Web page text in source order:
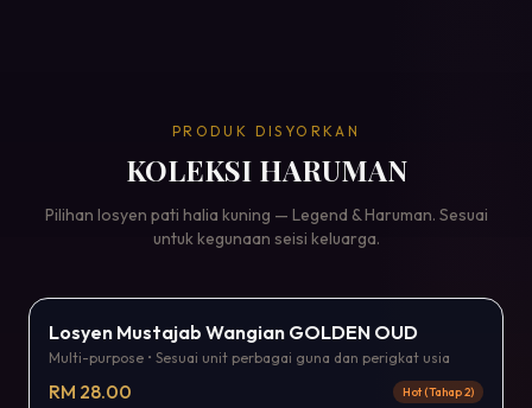
PRODUK DISYORKAN
KOLEKSI HARUMAN
Pilihan losyen pati halia kuning — Legend & Haruman. Sesuai
untuk kegunaan seisi keluarga.
Bestseller
Losyen Mustajab Wangian GOLDEN OUD
Multi-purpose • Sesuai unit perbagai guna dan perigkat usia
RM 28.00 Hot (Tahap 2)